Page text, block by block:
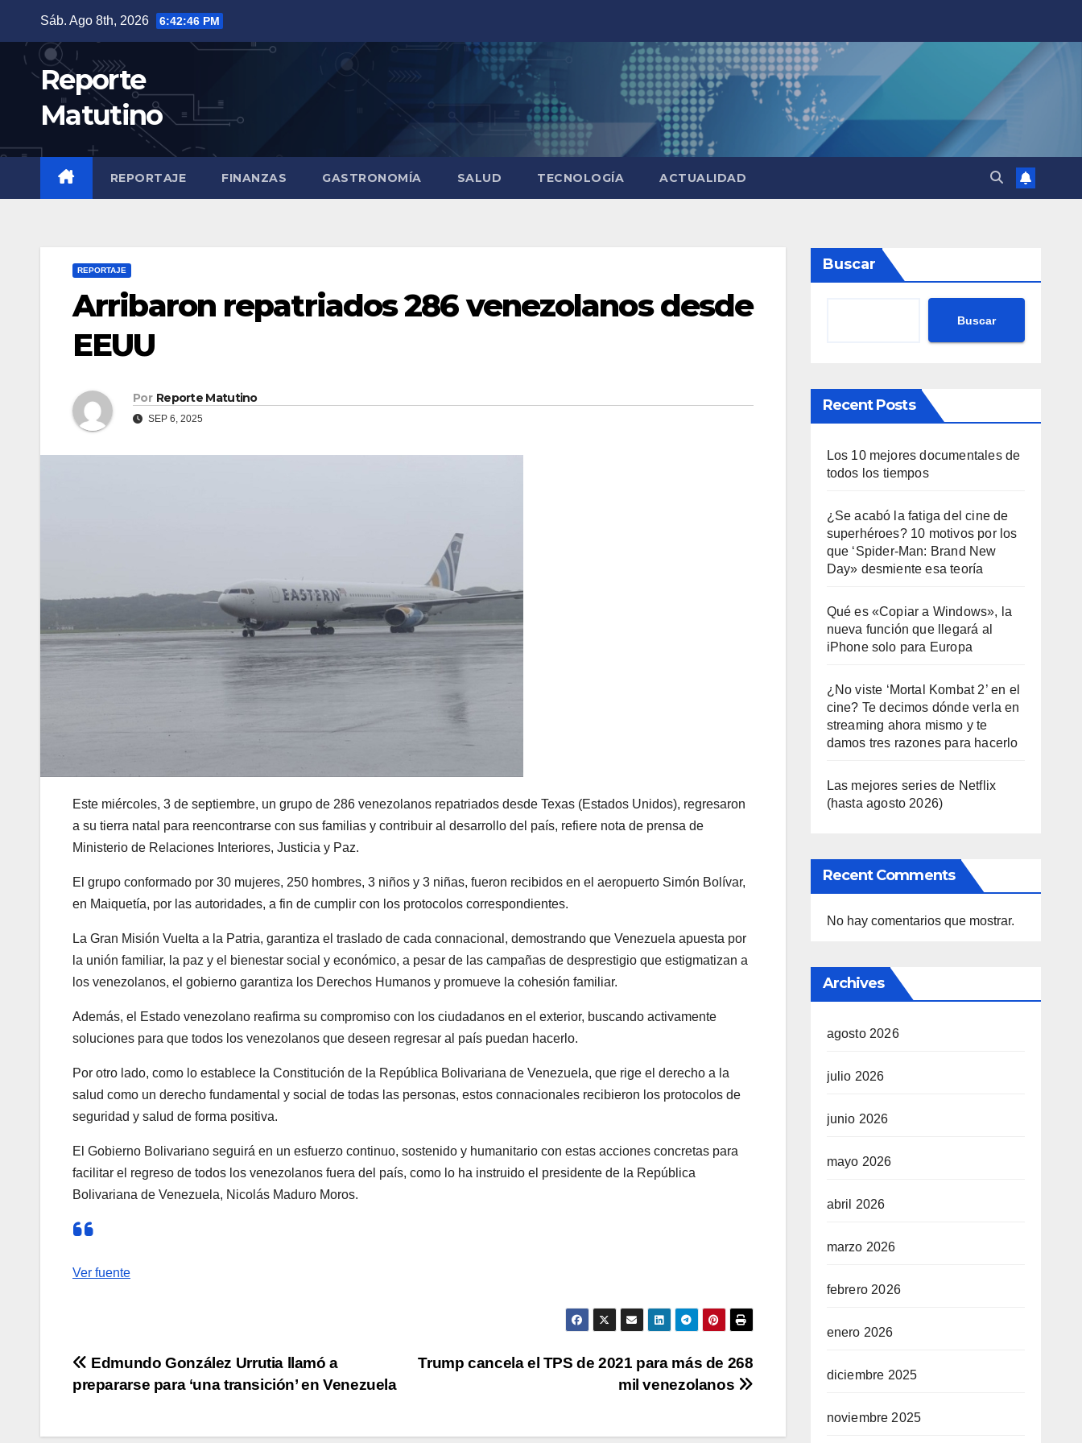
contenido
Sáb. Ago 8th, 2026 6:42:47 PM
Reporte
Matutino
REPORTAJE FINANZAS GASTRONOMÍA SALUD TECNOLOGÍA ACTUALIDAD
REPORTAJE
Arribaron repatriados 286 venezolanos desde
EEUU
Por Reporte Matutino
SEP 6, 2025
Este miércoles, 3 de septiembre, un grupo de 286 venezolanos repatriados desde Texas (Estados Unidos), regresaron
a su tierra natal para reencontrarse con sus familias y contribuir al desarrollo del país, refiere nota de prensa de
Ministerio de Relaciones Interiores, Justicia y Paz.
El grupo conformado por 30 mujeres, 250 hombres, 3 niños y 3 niñas, fueron recibidos en el aeropuerto Simón Bolívar,
en Maiquetía, por las autoridades, a fin de cumplir con los protocolos correspondientes.
La Gran Misión Vuelta a la Patria, garantiza el traslado de cada connacional, demostrando que Venezuela apuesta por
la unión familiar, la paz y el bienestar social y económico, a pesar de las campañas de desprestigio que estigmatizan a
los venezolanos, el gobierno garantiza los Derechos Humanos y promueve la cohesión familiar.
Además, el Estado venezolano reafirma su compromiso con los ciudadanos en el exterior, buscando activamente
soluciones para que todos los venezolanos que deseen regresar al país puedan hacerlo.
Por otro lado, como lo establece la Constitución de la República Bolivariana de Venezuela, que rige el derecho a la
salud como un derecho fundamental y social de todas las personas, estos connacionales recibieron los protocolos de
seguridad y salud de forma positiva.
El Gobierno Bolivariano seguirá en un esfuerzo continuo, sostenido y humanitario con estas acciones concretas para
facilitar el regreso de todos los venezolanos fuera del país, como lo ha instruido el presidente de la República
Bolivariana de Venezuela, Nicolás Maduro Moros.
Ver fuente
Navegación
de
entradas
Trump cancela el TPS de 2021 para más de 268
mil venezolanos
Edmundo González Urrutia llamó a
prepararse para ‘una transición’ en Venezuela
Buscar
Buscar
Recent Posts
Los 10 mejores documentales de
todos los tiempos
¿Se acabó la fatiga del cine de
superhéroes? 10 motivos por los
que ‘Spider-Man: Brand New
Day» desmiente esa teoría
Qué es «Copiar a Windows», la
nueva función que llegará al
iPhone solo para Europa
¿No viste ‘Mortal Kombat 2’ en el
cine? Te decimos dónde verla en
streaming ahora mismo y te
damos tres razones para hacerlo
Las mejores series de Netflix
(hasta agosto 2026)
Recent Comments
No hay comentarios que mostrar.
Archives
agosto 2026
julio 2026
junio 2026
mayo 2026
abril 2026
marzo 2026
febrero 2026
enero 2026
diciembre 2025
noviembre 2025